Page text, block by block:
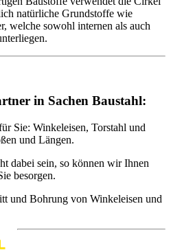
natürliche Grundstoffe wie
welche sowohl internen als auch
in Sachen Baustahl:
Sie: Winkeleisen, Torstahl und
und Längen.
dabei sein, so können wir Ihnen
besorgen.
und Bohrung von Winkeleisen und